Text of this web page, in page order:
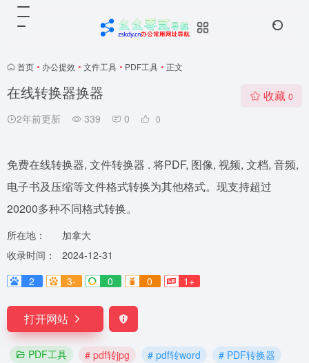
首页 • 办公提效 • 文件工具 • PDF工具 • 正文
在线转换器换器
2年前更新 339 0 0
收藏 0
免费在线转换器, 文件转换器 . 将PDF, 图像, 视频, 文档, 音频,
电子书及压缩等文件格式转换为其他格式。现支持超过
20200多种不同格式转换。
所在地：
加拿大
收录时间：
2024-12-31
2
3- 0 0 1+
打开网站
PDF工具 # pdf转jpg # pdf转word
# PDF转换器